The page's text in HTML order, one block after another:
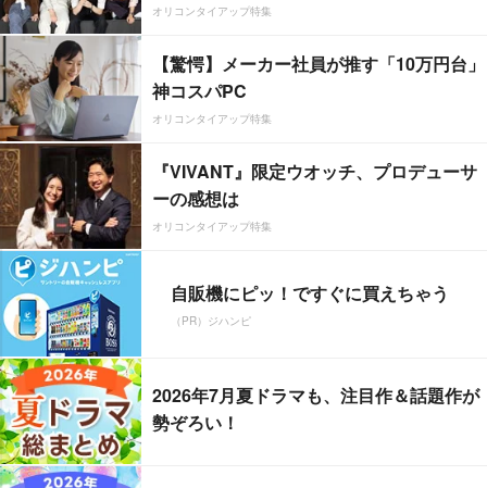
オリコンタイアップ特集
【驚愕】メーカー社員が推す「10万円台」
神コスパPC
オリコンタイアップ特集
『VIVANT』限定ウオッチ、プロデューサ
ーの感想は
オリコンタイアップ特集
自販機にピッ！ですぐに買えちゃう
（PR）ジハンピ
2026年7月夏ドラマも、注目作＆話題作が
勢ぞろい！